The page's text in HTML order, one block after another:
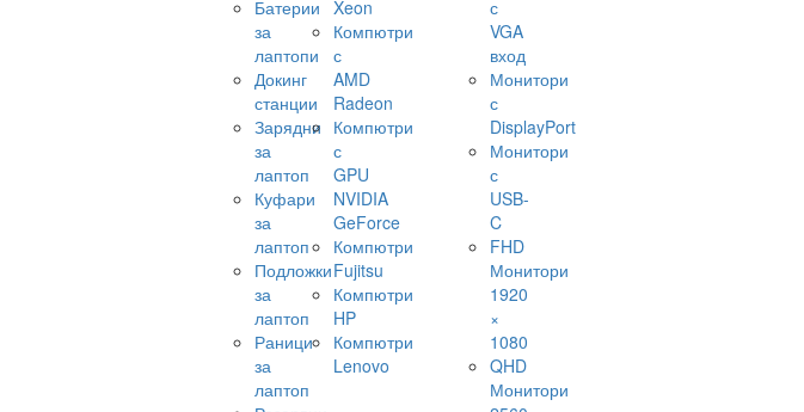
Батерии
за
лаптопи
Докинг
станции
Зарядни
за
лаптоп
Куфари
за
лаптоп
Подложки
за
лаптоп
Раници
за
лаптоп
Xeon
Компютри
с
AMD
Radeon
Компютри
с
GPU
NVIDIA
GeForce
Компютри
Fujitsu
Компютри
HP
Компютри
Lenovo
с
VGA
вход
Монитори
с
DisplayPort
Монитори
с
USB-
C
FHD
Монитори
1920
×
1080
QHD
Монитори